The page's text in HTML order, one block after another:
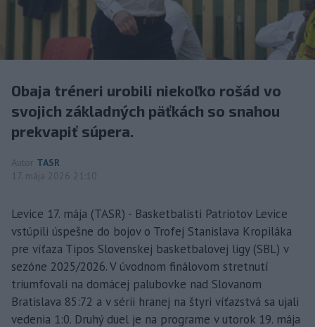
Obaja tréneri urobili niekoľko rošád vo
svojich základných päťkách so snahou
prekvapiť súpera.
Autor TASR
17. mája 2026 21:10
Levice 17. mája (TASR) - Basketbalisti Patriotov Levice
vstúpili úspešne do bojov o Trofej Stanislava Kropiláka
pre víťaza Tipos Slovenskej basketbalovej ligy (SBL) v
sezóne 2025/2026. V úvodnom finálovom stretnutí
triumfovali na domácej palubovke nad Slovanom
Bratislava 85:72 a v sérii hranej na štyri víťazstvá sa ujali
vedenia 1:0. Druhý duel je na programe v utorok 19. mája